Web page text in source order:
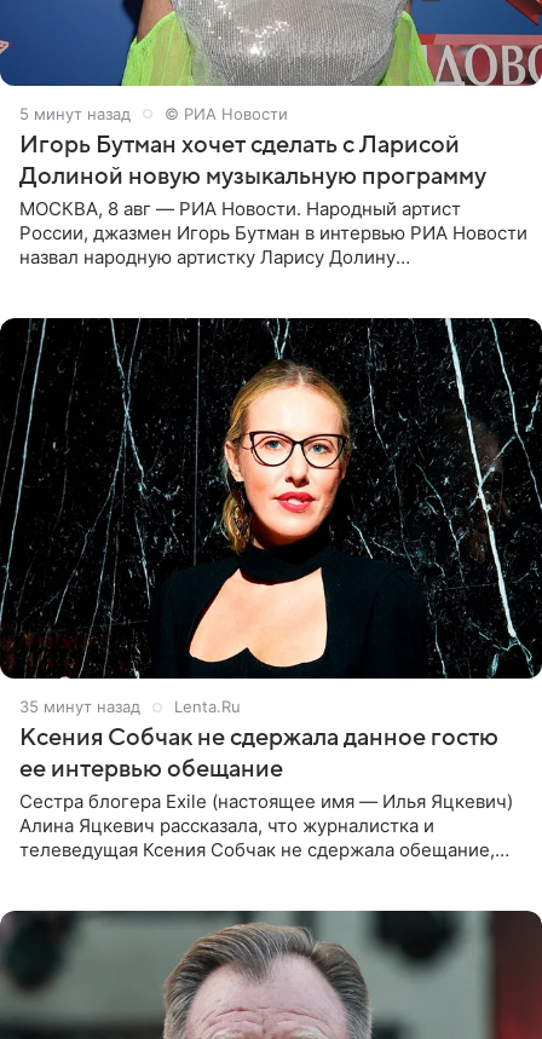
5 минут назад © РИА Новости
Игорь Бутман хочет сделать с Ларисой
Долиной новую музыкальную программу
МОСКВА, 8 авг — РИА Новости. Народный артист
России, джазмен Игорь Бутман в интервью РИА Новости
назвал народную артистку Ларису Долину
35 минут назад Lenta.Ru
Ксения Собчак не сдержала данное гостю
ее интервью обещание
Сестра блогера Exile (настоящее имя — Илья Яцкевич)
Алина Яцкевич рассказала, что журналистка и
телеведущая Ксения Собчак не сдержала обещание,